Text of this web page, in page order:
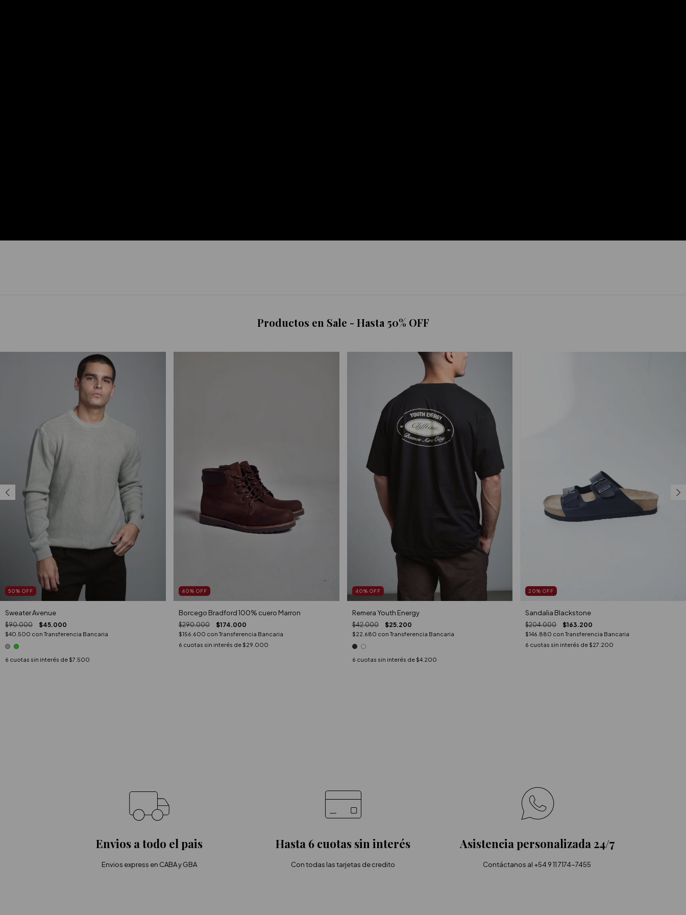
Productos en Sale - Hasta 50% OFF
50% OFF
Sweater Avenue
$90.000 $45.000
$40.500 con Transferencia Bancaria
6 cuotas sin interés de $7.500
40% OFF
Borcego Bradford 100% cuero Marron
$290.000 $174.000
$156.600 con Transferencia Bancaria
6 cuotas sin interés de $29.000
40% OFF
Remera Youth Energy
$42.000 $25.200
$22.680 conTransferencia Bancaria
6 cuotas sin interés de $4.200
20%OFF
Sandalia Blackstone
$204.000 $163.200
$146.880 con Transferencia Bancaria
6 cuotas sin interés de $27.200
Envios a todo el pais
Envios express en CABA y GBA
Hasta 6 cuotas sin interés
Con todas las tarjetas de credito
Asistencia personalizada 24/7
Contáctanos al +54 9 11 7174-7455